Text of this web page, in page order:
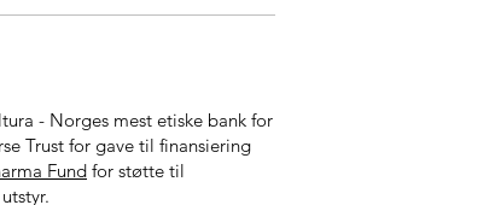
- Norges mest etiske bank for
Trust for gave til finansiering
Fund for støtte til